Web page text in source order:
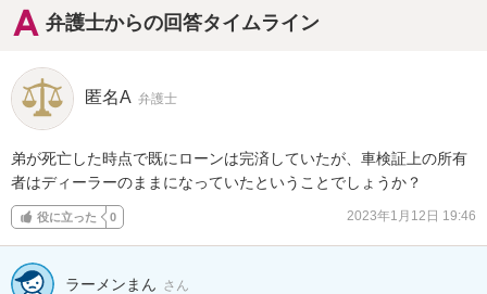
弁護士からの回答タイムライン
匿名A 弁護士
弟が死亡した時点で既にローンは完済していたが、車検証上の所有
者はディーラーのままになっていたということでしょうか？
役に立った 0 2023年1月12日 19:46
ラーメンまん さん